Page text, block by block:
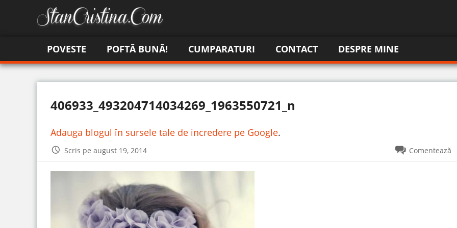
POVESTE POFTĂ BUNĂ! CUMPARATURI CONTACT DESPRE MINE
406933_493204714034269_1963550721_n
Adauga blogul în sursele tale de incredere pe Google.
Scris pe august 19, 2014 Comentează